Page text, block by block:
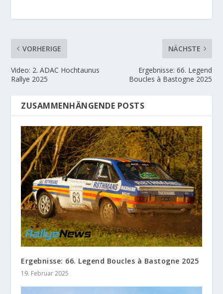
VORHERIGE
Video: 2. ADAC Hochtaunus
Rallye 2025
NÄCHSTE
Ergebnisse: 66. Legend
Boucles à Bastogne 2025
ZUSAMMENHÄNGENDE POSTS
Ergebnisse: 66. Legend Boucles à Bastogne 2025
19. Februar 2025